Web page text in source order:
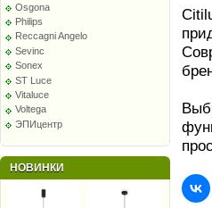
Osgona
Philips
Reccagni Angelo
Sevinc
Sonex
ST Luce
Vitaluce
Voltega
ЭПИцентр
НОВИНКИ